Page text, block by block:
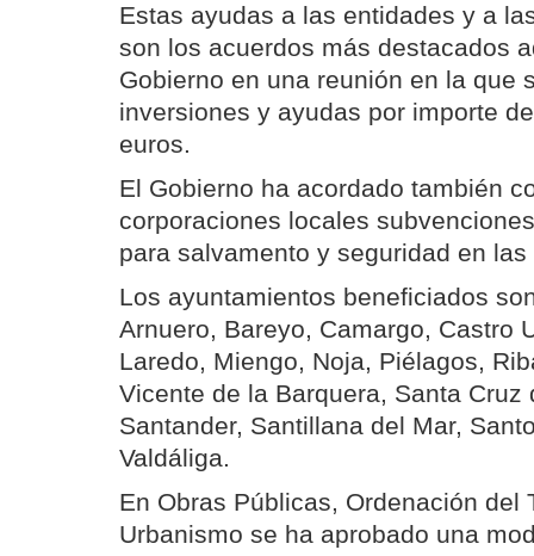
Estas ayudas a las entidades y a
son los acuerdos más destacados
Gobierno en una reunión en la que
inversiones y ayudas por importe
euros.
El Gobierno ha acordado también
corporaciones locales
para salvamento y seguridad en
Los ayuntamientos beneficiados
Arnuero, Bareyo, Camargo, Castro
Laredo, Miengo, Noja, Piélagos,
Vicente de la Barquera, Santa Cruz
Santander, Santillana del Mar,
Valdáliga.
En Obras Públicas, Ordenación del
Urbanismo se ha aprobado una